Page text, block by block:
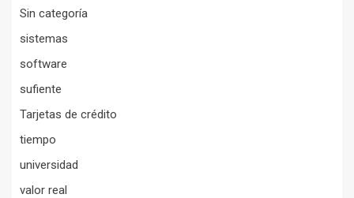
Sin categoría
sistemas
software
sufiente
Tarjetas de crédito
tiempo
universidad
valor real